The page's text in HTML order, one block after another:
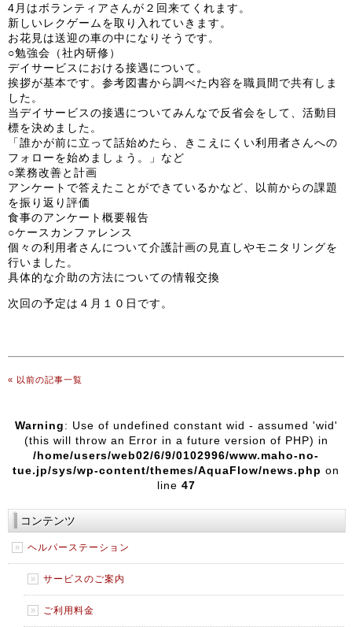
4月はボランティアさんが２回来てくれます。
新しいレクゲームを取り入れていきます。
お花見は送迎の車の中になりそうです。
○勉強会（社内研修）
デイサービスにおける接遇について。
挨拶が基本です。参考図書から調べた内容を職員間で共有しま
した。
当デイサービスの接遇についてみんなで反省会をして、活動目
標を決めました。
「誰かが前に立って話始めたら、きこえにくい利用者さんへの
フォローを始めましょう。」など
○業務改善と計画
アンケートで答えたことができているかなど、以前からの課題
を振り返り評価
食事のアンケート概要報告
○ケースカンファレンス
個々の利用者さんについて介護計画の見直しやモニタリングを
行いました。
具体的な介助の方法についての情報交換
次回の予定は４月１０日です。
« 以前の記事一覧
Warning: Use of undefined constant wid - assumed 'wid'
(this will throw an Error in a future version of PHP) in
/home/users/web02/6/9/0102996/www.maho-no-
tue.jp/sys/wp-content/themes/AquaFlow/news.php on
line 47
コンテンツ
ヘルパーステーション
サービスのご案内
ご利用料金